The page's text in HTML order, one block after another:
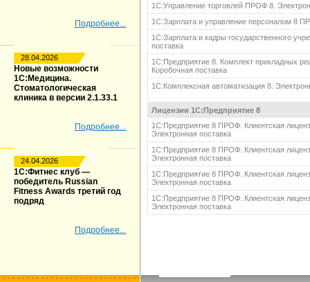
Подробнее...
28.04.2026
Новые возможности
1С:Медицина.
Стоматологическая
клиника в версии 2.1.33.1
Подробнее...
24.04.2026
1С:Фитнес клуб —
победитель Russian
Fitness Awards третий год
подряд
Подробнее...
1С:Управление торговлей ПРОФ 8.
1С:Зарплата и управление персоналом 8
1С:Зарплата и кадры государственного
поставка
1С:Предприятие 8. Комплект прикладных
Коробочная поставка
1С:Комплексная автоматизация 8.
Лицензии 1С:Предприятие 8
1С:Предприятие 8 ПРОФ. Клиентская
Электронная поставка
1С:Предприятие 8 ПРОФ. Клиентская
Электронная поставка
1С:Предприятие 8 ПРОФ. Клиентская
Электронная поставка
1С:Предприятие 8 ПРОФ. Клиентская
Электронная поставка